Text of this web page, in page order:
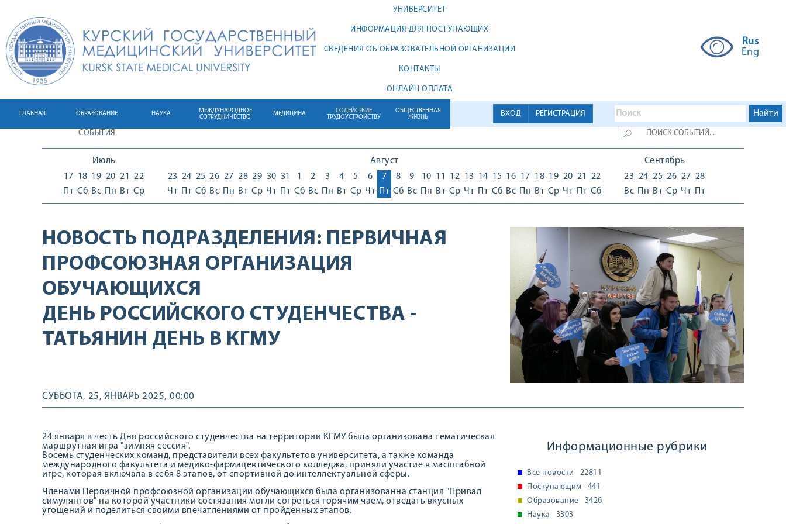
УНИВЕРСИТЕТ
ИНФОРМАЦИЯ ДЛЯ ПОСТУПАЮЩИХ
СВЕДЕНИЯ ОБ ОБРАЗОВАТЕЛЬНОЙ ОРГАНИЗАЦИИ
КОНТАКТЫ
ОНЛАЙН ОПЛАТА
Rus
Eng
ВХОД РЕГИСТРАЦИЯ
ГЛАВНАЯ ОБРАЗОВАНИЕ НАУКА
МЕЖДУНАРОДНОЕ
СОТРУДНИЧЕСТВО
МЕДИЦИНА
СОДЕЙСТВИЕ
ТРУДОУСТРОЙСТВУ
ОБЩЕСТВЕННАЯ
ЖИЗНЬ
СОБЫТИЯ
Июль
17
Пт
18
Сб
19
Вс
20
Пн
21
Вт
22
Ср
Август
23
Чт
24
Пт
25
Сб
26
Вс
27
Пн
28
Вт
29
Ср
30
Чт
31
Пт
1
Сб
2
Вс
3
Пн
4
Вт
5
Ср
6
Чт
7
Пт
8
Сб
9
Вс
10
Пн
11
Вт
12
Ср
13
Чт
14
Пт
15
Сб
16
Вс
17
Пн
18
Вт
19
Ср
20
Чт
21
Пт
22
Сб
Сентябрь
23
Вс
24
Пн
25
Вт
26
Ср
27
Чт
28
Пт
НОВОСТЬ ПОДРАЗДЕЛЕНИЯ: ПЕРВИЧНАЯ
ПРОФСОЮЗНАЯ ОРГАНИЗАЦИЯ
ОБУЧАЮЩИХСЯ
ДЕНЬ РОССИЙСКОГО СТУДЕНЧЕСТВА -
ТАТЬЯНИН ДЕНЬ В КГМУ
СУББОТА, 25, ЯНВАРЬ 2025, 00:00
24 января в честь Дня российского студенчества на территории КГМУ была организована тематическая
маршрутная игра "зимняя сессия".
Восемь студенческих команд, представители всех факультетов университета, а также команда
международного факультета и медико-фармацевтического колледжа, приняли участие в масштабной
игре, которая включала в себя 8 этапов, от спортивной до интеллектуальной сферы.
Членами Первичной профсоюзной организации обучающихся была организованна станция "Привал
симулянтов" на которой участники состязания могли согреться горячим чаем, отведать вкусных
угощений и поделиться своими впечатлениями от пройденных этапов.
Информационные рубрики
Все новости
22811
Поступающим
441
Образование
3426
Наука
3303